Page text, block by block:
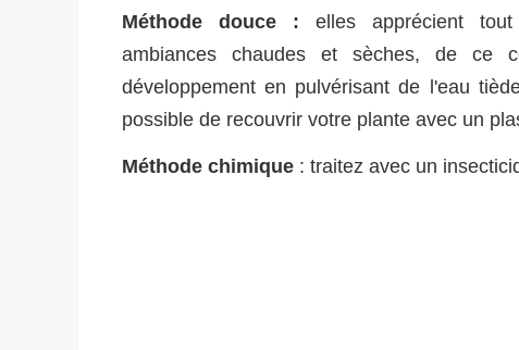
Méthode douce : elles apprécient tout
ambiances chaudes et sèches, de ce
développement en pulvérisant de l'eau
possible de recouvrir votre plante avec un
Méthode chimique : traitez avec un